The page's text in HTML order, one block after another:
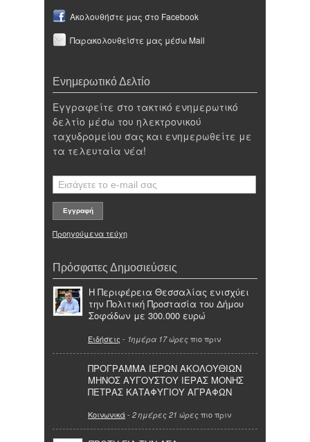
Ακολουθήστε μας στο Facebook
Παρακολουθείστε μας μέσω Mail
Ενημερωτικό Δελτίο
Εγγραφείτε στο τακτικό ενημερωτικό
δελτίο μέσω του ηλεκτρονικού
ταχυδρομείου σας και ενημερωθείτε με
τα τελευταία νέα!
Προηγούμενα τεύχη
Πρόσφατες Δημοσιεύσεις
Η Περιφέρεια Θεσσαλίας ενισχύει
την Πολιτική Προστασία του Δήμου
Σοφάδων με 300.000 ευρώ
Ειδήσεις - 1ημέρα 17 ώρες πιο πριν
ΠΡΟΓΡΑΜΜΑ ΙΕΡΩΝ ΑΚΟΛΟΥΘΙΩΝ
ΜΗΝΟΣ ΑΥΓΟΥΣΤΟΥ ΙΕΡΑΣ ΜΟΝΗΣ
ΠΕΤΡΑΣ ΚΑΤΑΦΥΓΙΟΥ ΑΓΡΑΦΩΝ
Κοινωνικά- 2 ημέρες 21 ώρες πιο πριν